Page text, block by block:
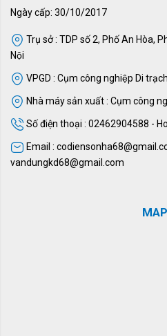
Ngày cấp: 30/10/2017
Trụ sở : TDP số 2, Phố An Hòa,
Nội
VPGD : Cụm công nghiệp Di
Nhà máy sản xuất : Cụm công
Số điện thoại : 02462904588 -
Email :
vandungkd68@gmail.com
MAP